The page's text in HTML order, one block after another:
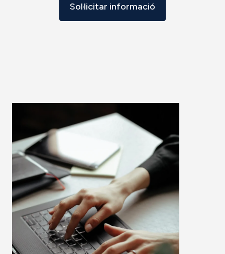
Sol·licitar informació